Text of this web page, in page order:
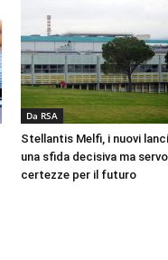
Da RSA
Stellantis Melfi, i nuovi
una sfida decisiva ma
certezze per il futuro